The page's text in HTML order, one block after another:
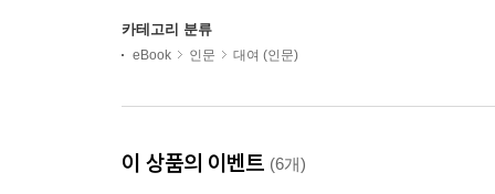
카테고리 분류
eBook 인문 대여 (인문)
이 상품의 이벤트 (6개)